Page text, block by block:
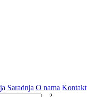
Saradnja O nama Kontakt